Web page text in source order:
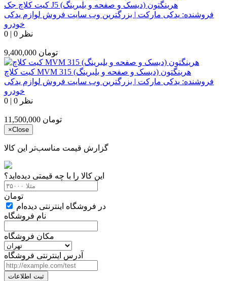
کیت کلاچ جک J5 هرینگتون (دیسک و صفحه و بلبرینگ)
فروشنده: یدکی مارکت | بزرگترین وب سایت فروش لوازم یدکی
خودرو
0 | 0 نظر
9,400,000 تومان
کیت کلاچ MVM 315 هرینگتون (دیسک و صفحه و بلبرینگ)
فروشنده: یدکی مارکت | بزرگترین وب سایت فروش لوازم یدکی
خودرو
0 | 0 نظر
11,500,000 تومان
×Close
گزارش قیمت مناسب‌تر این کالا
این کالا را با چه قیمتی دیده‌اید؟
تومان
در فروشگاه اینترنتی دیده‌ام
نام فروشگاه
مکان فروشگاه
آدرس اینترنتی فروشگاه
ثبت اطلاعات